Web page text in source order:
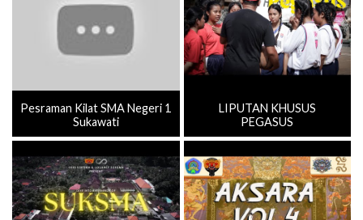
Pesraman Kilat SMA Negeri 1
Sukawati
LIPUTAN KHUSUS
PEGASUS